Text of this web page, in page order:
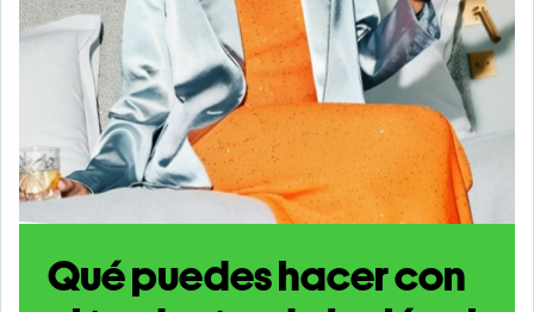
Qué puedes hacer con